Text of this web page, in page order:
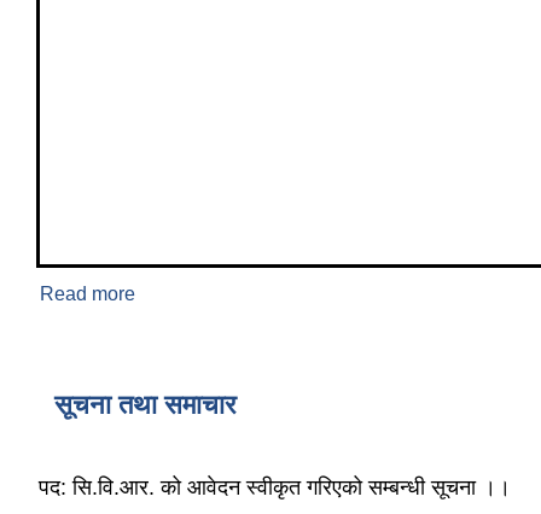
Read more
सूचना तथा समाचार
पद: सि.वि.आर. को आवेदन स्वीकृत गरिएको सम्बन्धी सूचना ।।